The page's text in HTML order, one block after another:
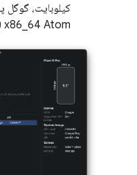
x86_64 Atom (ویندوز و لینوکس)